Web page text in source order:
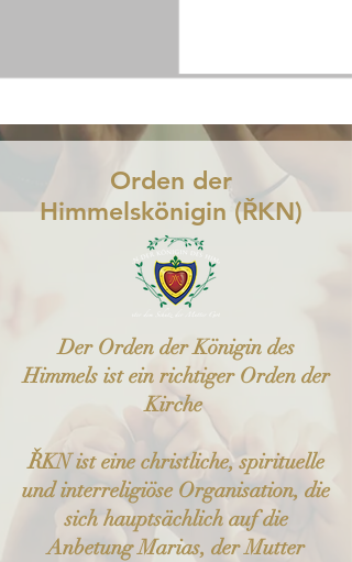
Orden der
Himmelskönigin (ŘKN)
Der Orden der Königin des
Himmels ist ein richtiger Orden der
Kirche
ŘKN ist eine christliche, spirituelle
und interreligiöse Organisation, die
sich hauptsächlich auf die
Anbetung Marias, der Mutter